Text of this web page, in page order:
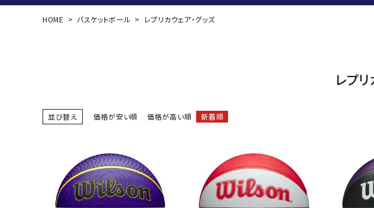
陸上競技用シューズアクセサリー
ェア
陸上競技用ウィメンズウェア
その他アクセサリー
ジャケット・アウター
シューズ
メンズランニング
ACCOUNT MENU
アイテムから選ぶ
SALE品はこちら
HOME バスケットボール レプリカウェア・グッズ
レプ
並び替え 価格が安い順 価格が高い順 新着順